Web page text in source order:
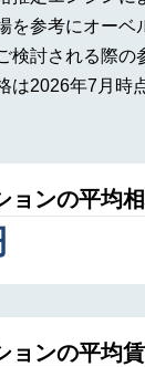
を参考にオーベ
検討される際の
は2026年7月時
ョンの平均
ョンの平均